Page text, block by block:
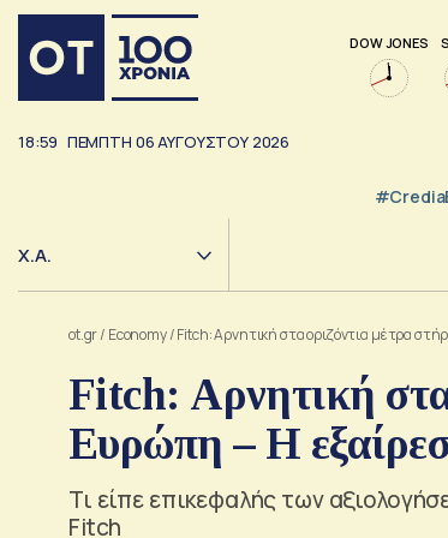
DOW JONES
18:59 ΠΕΜΠΤΗ 06ΑΥΓΟΥΣΤΟΥ 2026
Χ.Α.
ot.gr/ Economy/Fitch: Αρνητική στα οριζόντια μέτρα
Fitch: Αρνητική στα
Ευρώπη – Η
Τι είπε επικεφαλής των
Fitch